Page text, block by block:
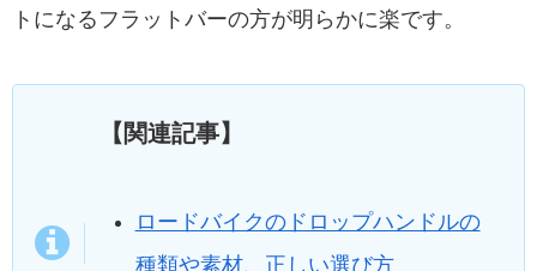
トになるフラットバーの方が明らかに楽です。
【関連記事】
ロードバイクのドロップハンドルの
種類や素材、正しい選び方